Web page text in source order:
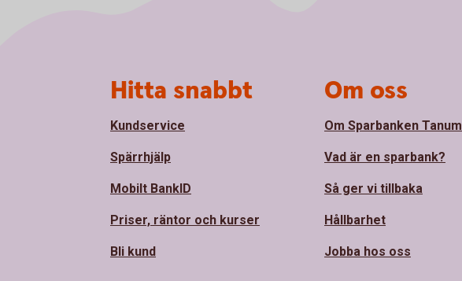
Hitta snabbt
Kundservice
Spärrhjälp
Mobilt BankID
Priser, räntor och kurser
Bli kund
Om oss
Om Sparbanken Tanum
Vad är en sparbank?
Så ger vi tillbaka
Hållbarhet
Jobba hos oss